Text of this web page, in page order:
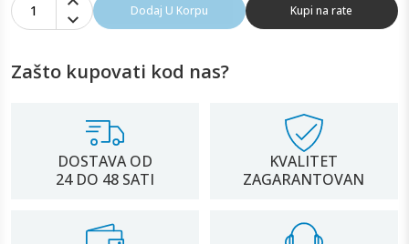
1 Dodaj U Korpu Kupi na rate
Zašto kupovati kod nas?
DOSTAVA OD
24 DO 48 SATI
KVALITET
ZAGARANTOVAN